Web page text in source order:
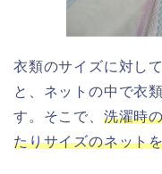
衣類のサイズに対し
と、ネットの中で衣
す。そこで、 洗濯時
たりサイズのネット